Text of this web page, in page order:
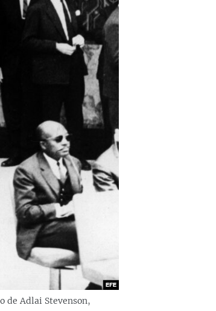
de Adlai Stevenson,